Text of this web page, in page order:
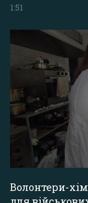
1:51
Волонтери-